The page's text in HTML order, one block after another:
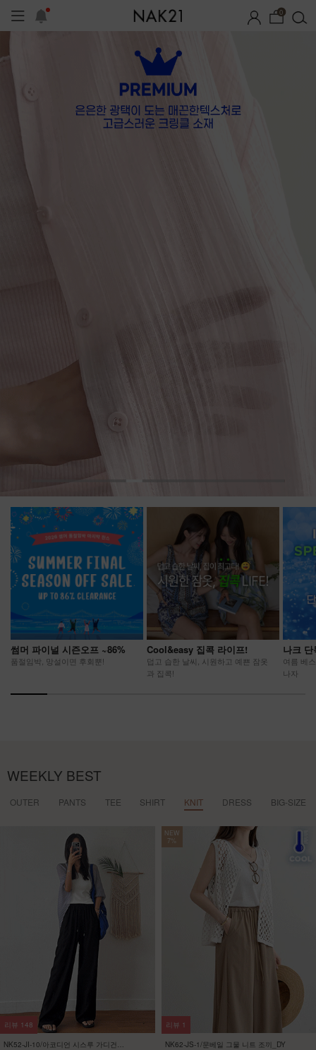
0
썸머 파이널 시즌오프 ~86%
품절임박, 망설이면 후회뿐!
Cool&easy 집콕 라이프!
덥고 습한 날씨, 시원하고 예쁜 잠옷
과 집콕!
나크
여름 베
나자
WEEKLY BEST
OUTER PANTS TEE SHIRT KNIT DRESS BIG-SIZE
KO52-O-03/아이스 페이점프수트_HJ
리뷰 15
여름 원피스 21종 기획
리뷰 251